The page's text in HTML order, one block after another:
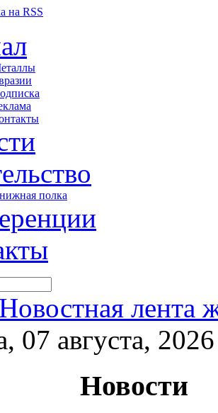
полка
Новостная лента
07 августа, 2026
Новости